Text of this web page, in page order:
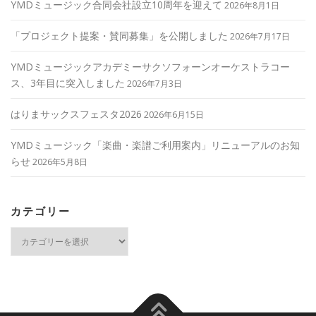
YMDミュージック合同会社設立10周年を迎えて 2026年8月1日
「プロジェクト提案・賛同募集」を公開しました 2026年7月17日
YMDミュージックアカデミーサクソフォーンオーケストラコー
ス、3年目に突入しました 2026年7月3日
はりまサックスフェスタ2026 2026年6月15日
YMDミュージック「楽曲・楽譜ご利用案内」リニューアルのお知
らせ2026年5月8日
カテゴリー